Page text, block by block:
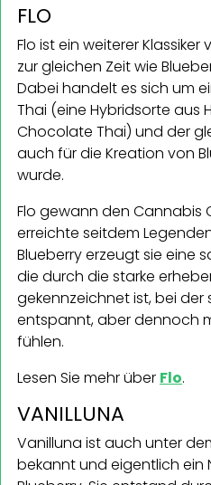
FLO
Flo ist ein weiterer
zur gleichen Zeit wie
Dabei handelt es sich um
Thai (eine Hybridsorte aus
Chocolate Thai) und der
auch für die Kreation von
wurde.
Flo gewann den Cannabis
erreichte seitdem
Blueberry erzeugt sie eine
die durch die starke
gekennzeichnet ist, bei
entspannt, aber dennoch
fühlen.
Lesen Sie mehr über Flo.
VANILLUNA
Vanilluna ist auch unter
bekannt und eigentlich ein